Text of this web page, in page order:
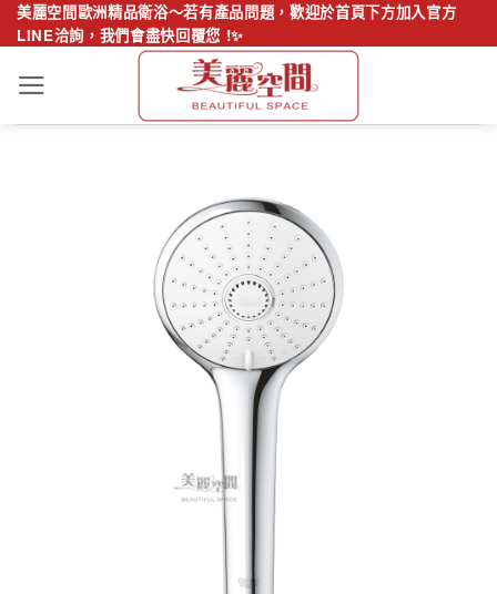
Skip
to
content
美麗空間歐洲精品衛浴～若有產品問題，歡迎於首頁下方加入官方
LINE洽詢，我們會盡快回覆您 !✨